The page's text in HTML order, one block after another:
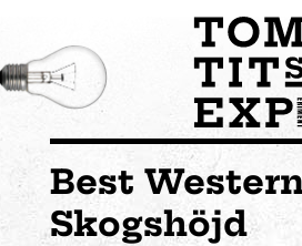
Best
Skogshöjd